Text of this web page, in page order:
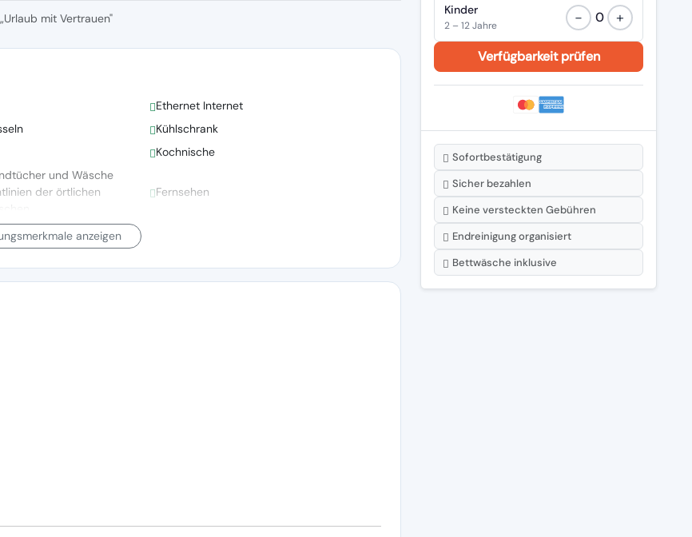
mit Vertrauen"
Ethernet Internet
Kühlschrank
Kochnische
und Wäsche
der örtlichen
Fernsehen
anzeigen
Kinder
2 – 12 Jahre − 0 +
Sofortbestätigung
Sicher bezahlen
Keine versteckten Gebühren
Endreinigung organisiert
Bettwäsche inklusive